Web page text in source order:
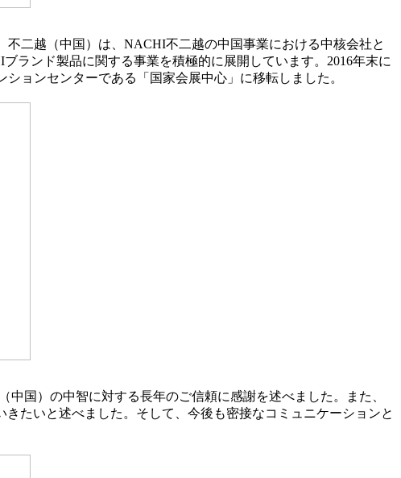
二越（中国）は、NACHI不二越の中国事業における中核会社と
ランド製品に関する事業を積極的に展開しています。2016年末に
ョンセンターである「国家会展中心」に移転しました。
国）の中智に対する長年のご信頼に感謝を述べました。また、
たいと述べました。そして、今後も密接なコミュニケーションと